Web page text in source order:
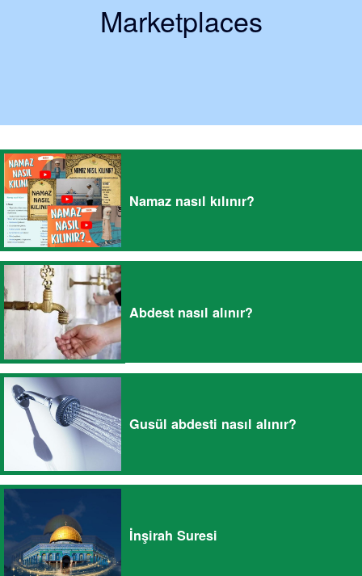
Marketplaces
Namaz nasıl kılınır?
Abdest nasıl alınır?
Gusül abdesti nasıl alınır?
İnşirah Suresi